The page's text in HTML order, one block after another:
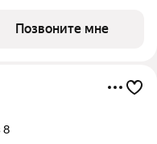
Безопасность на
Позвоните мне
8